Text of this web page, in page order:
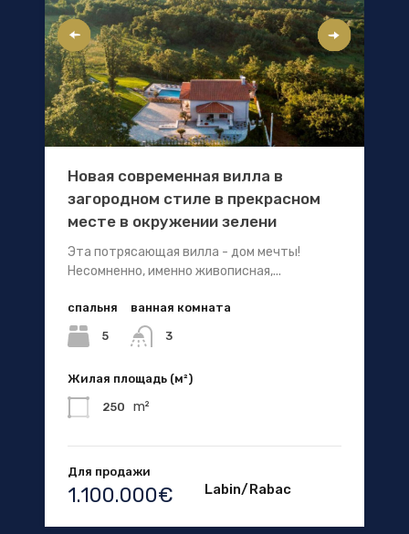
Новая современная вилла в
загородном стиле в прекрасном
месте в окружении зелени
Эта потрясающая вилла - дом мечты!
Несомненно, именно живописная,...
спальня
5
ванная комната
3
Жилая площадь (м²)
250 m²
Для продажи
1.100.000€ Labin/Rabac